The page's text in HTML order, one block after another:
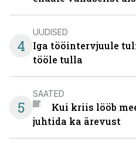
4
UUDISED
Iga tööintervjuule
tööle tulla
5
SAATED
Kui kriis lööb
juhtida ka ärevust